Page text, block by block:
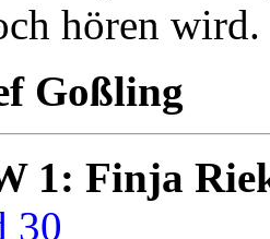
hören wird.
Goßling
1: Finja
30